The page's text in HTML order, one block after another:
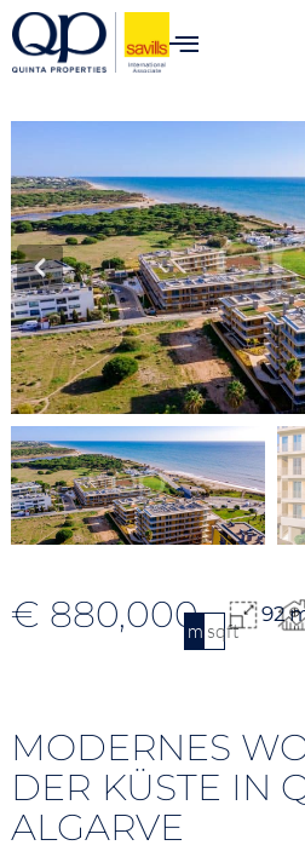
€ 880,000m2sqft
92
MODERNES
DER KÜSTE IN
ALGARVE